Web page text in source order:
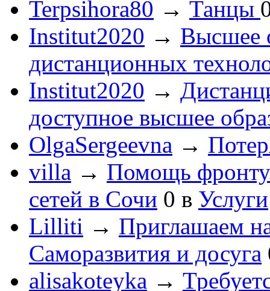
Terpsihora80 → Танцы
Institut2020 → Высшее
дистанционных
Institut2020 →
доступное высшее
OlgaSergeevna →
villa → Помощь
сетей в Сочи 0 в Услуги
Lilliti → Приглашаем
Саморазвития и досуга
alisakoteyka →